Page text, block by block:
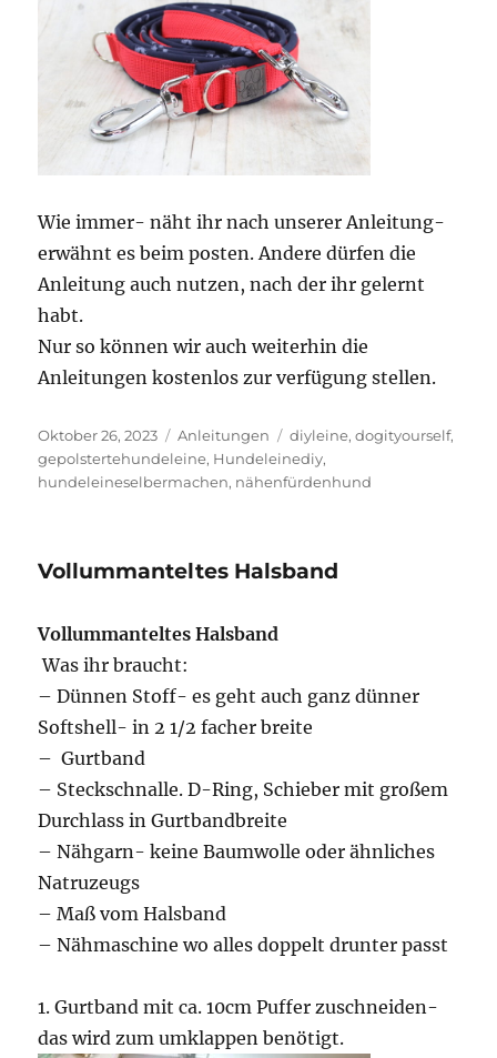
Wie immer- näht ihr nach unserer Anleitung-
erwähnt es beim posten. Andere dürfen die
Anleitung auch nutzen, nach der ihr gelernt
habt.
Nur so können wir auch weiterhin die
Anleitungen kostenlos zur verfügung stellen.
Veröffentlicht
am
Oktober 26, 2023 Kategorien
Anleitungen Schlagwörter
diyleine,dogityourself,
gepolstertehundeleine, Hundeleinediy,
hundeleineselbermachen, nähenfürdenhund
Vollummanteltes Halsband
Vollummanteltes Halsband
Was ihr braucht:
– Dünnen Stoff- es geht auch ganz dünner
Softshell- in 2 1/2 facher breite
– Gurtband
– Steckschnalle. D-Ring, Schieber mit großem
Durchlass in Gurtbandbreite
– Nähgarn- keine Baumwolle oder ähnliches
Natruzeugs
– Maß vom Halsband
– Nähmaschine wo alles doppelt drunter passt
1. Gurtband mit ca. 10cm Puffer zuschneiden-
das wird zum umklappen benötigt.